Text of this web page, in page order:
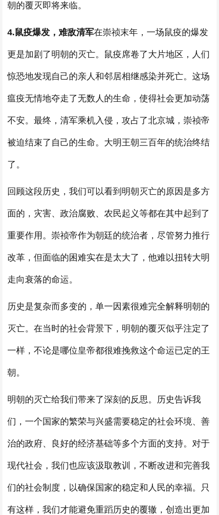
朝的覆灭即将来临。
4.鼠疫爆发，难敌清军在崇祯末年，一场鼠疫的爆发
更是加剧了明朝的灭亡。鼠疫席卷了大片地区，人们
惊恐地发现自己的亲人和邻居相继感染并死亡。这场
瘟疫无情地夺走了无数人的生命，使得社会更加动荡
不安。最终，清军乘机入侵，攻占了北京城，崇祯帝
被迫结束了自己的生命。大明王朝三百年的统治终结
了。
回顾这段历史，我们可以看到明朝灭亡的原因是多方
面的，灾害、政治腐败、农民起义等都在其中起到了
重要作用。崇祯帝作为朝廷的统治者，尽管努力推行
改革，但面临的困难实在是太大了，他难以扭转大明
走向衰落的命运。
历史是复杂而多变的，单一因素很难完全解释明朝的
灭亡。在当时的社会背景下，明朝的覆灭似乎注定了
一样，不论是哪位皇帝都很难挽救这个命运已定的王
朝。
明朝的灭亡给我们带来了深刻的反思。历史告诉我
们，一个国家的繁荣与兴盛需要稳定的社会环境、善
治的政府、良好的经济基础等多个方面的支持。对于
现代社会，我们也应该汲取教训，不断改进和完善我
们的社会制度，以确保国家的稳定和人民的幸福。只
有这样，我们才能避免重蹈历史的覆辙，创造出更加